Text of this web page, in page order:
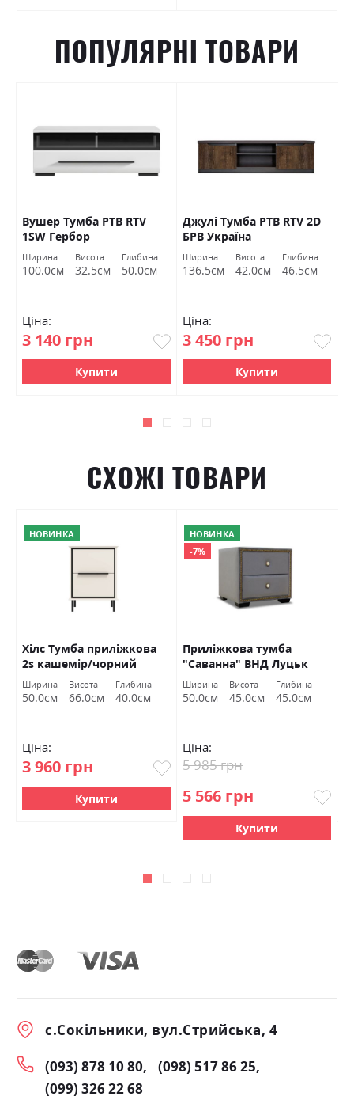
ПОПУЛЯРНІ ТОВАРИ
Вушер Тумба РТВ RTV
1SW Гербор
Ширина
100.0см
Висота
32.5см
Глибина
50.0см
Ціна:
3 140 грн
Купити
Джулі Тумба РТВ RTV 2D
БРВ Україна
Ширина
136.5см
Висота
42.0см
Глибина
46.5см
Ціна:
3 450 грн
Купити
СХОЖІ ТОВАРИ
НОВИНКА
Хілс Тумба приліжкова
2s кашемір/чорний
Гербор
Ширина
50.0см
Висота
66.0см
Глибина
40.0см
Ціна:
3 960 грн
Купити
НОВИНКА
-7%
Приліжкова тумба
"Саванна" ВНД Луцьк
Ширина
50.0см
Висота
45.0см
Глибина
45.0см
Ціна:
5 566 грн
5 985 грн
Купити
с.Сокільники, вул.Стрийська, 4
(093) 878 10 80
(098) 517 86 25
(099) 326 22 68